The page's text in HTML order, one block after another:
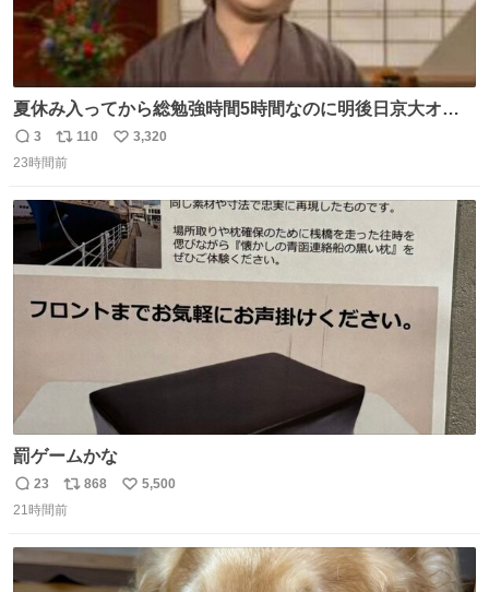
夏休み入ってから総勉強時間5時間なのに明後日京大オー
プンで今これ
返
信
3
リ
ポ
ト
数
110
い
数
3,320
23時間前
罰ゲームかな
返
信
23
リ
ポ
ト
数
868
い
5,500
21時間前